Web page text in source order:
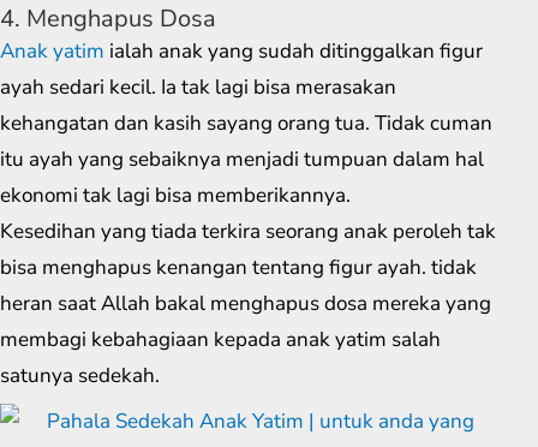
4. Menghapus Dosa
Anak yatim ialah anak yang sudah ditinggalkan figur
ayah sedari kecil. Ia tak lagi bisa merasakan
kehangatan dan kasih sayang orang tua. Tidak cuman
itu ayah yang sebaiknya menjadi tumpuan dalam hal
ekonomi tak lagi bisa memberikannya.
Kesedihan yang tiada terkira seorang anak peroleh tak
bisa menghapus kenangan tentang figur ayah. tidak
heran saat Allah bakal menghapus dosa mereka yang
membagi kebahagiaan kepada anak yatim salah
satunya sedekah.